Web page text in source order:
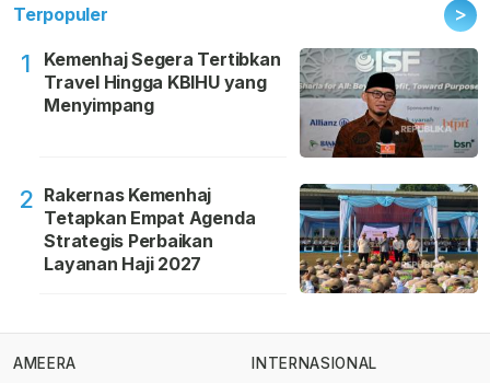
Terpopuler >
1
Kemenhaj Segera Tertibkan
Travel Hingga KBIHU yang
Menyimpang
2 Rakernas Kemenhaj
Tetapkan Empat Agenda
Strategis Perbaikan
Layanan Haji 2027
AMEERA INTERNASIONAL